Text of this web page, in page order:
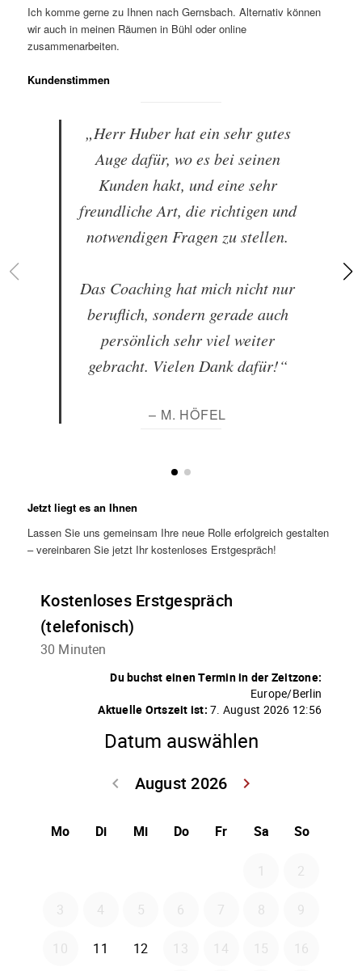
Ich komme gerne zu Ihnen nach Gernsbach. Alternativ können
wir auch in meinen Räumen in Bühl oder online
zusammenarbeiten.
Kundenstimmen
„Herr Huber hat ein sehr gutes
Auge dafür, wo es bei seinen
Kunden hakt, und eine sehr
freundliche Art, die richtigen und
notwendigen Fragen zu stellen.
Das Coaching hat mich nicht nur
beruflich, sondern gerade auch
persönlich sehr viel weiter
gebracht. Vielen Dank dafür!“
– M. HÖFEL
Jetzt liegt es an Ihnen
Lassen Sie uns gemeinsam Ihre neue Rolle erfolgreich gestalten
– vereinbaren Sie jetzt Ihr kostenloses Erstgespräch!